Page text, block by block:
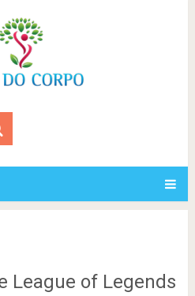
League of Legends